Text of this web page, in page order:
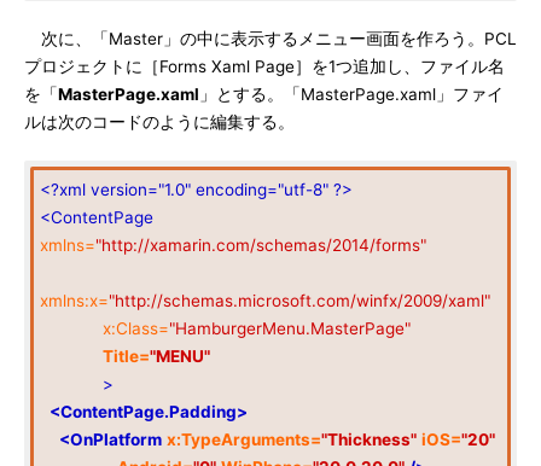
次に、「Master」の中に表示するメニュー画面を作ろう。PCL
プロジェクトに［Forms Xaml Page］を1つ追加し、ファイル名
を「MasterPage.xaml 」とする。「MasterPage.xaml」ファイ
ルは次のコードのように編集する。
<?xml version="1.0" encoding="utf-8" ?>
<ContentPage
xmlns="http://xamarin.com/schemas/2014/forms"
xmlns:x="http://schemas.microsoft.com/winfx/2009/xaml"
x:Class="HamburgerMenu.MasterPage"
Title="MENU"
>
<ContentPage.Padding>
<OnPlatform x:TypeArguments="Thickness" iOS="20"